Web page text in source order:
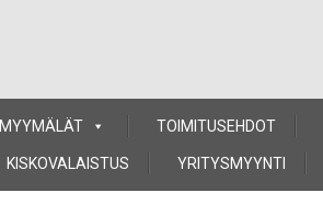
MYYMÄLÄT TOIMITUSEHDOT
KISKOVALAISTUS YRITYSMYYNTI